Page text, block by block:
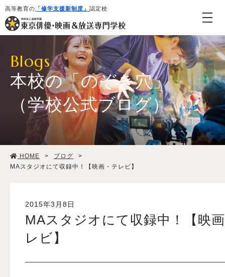
高等教育の 「修学支援新制度」 認定校
学校紹介・教育システム
専攻・コース紹介
就職・デビュー
Blogs
本校の「のぞき穴」
（学校公式ブログ）
HOME > ブログ
>
MAスタジオにて収録中！【映画・テレビ】
2015年3月8日
MAスタジオにて収録中！【映
レビ】